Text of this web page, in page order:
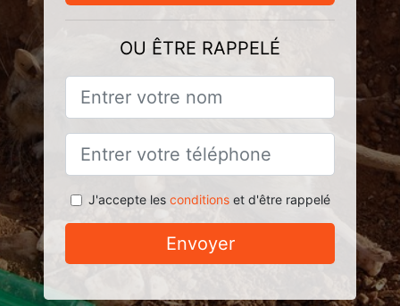
OU ÊTRE RAPPELÉ
J'accepte les conditionset d'être rappelé
Envoyer